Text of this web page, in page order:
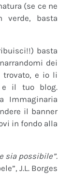
(se ce ne
verde, basta
basta
dei
e io li
e il tuo blog.
Immaginaria
il banner
in fondo alla
sia possibile”.
J.L. Borges